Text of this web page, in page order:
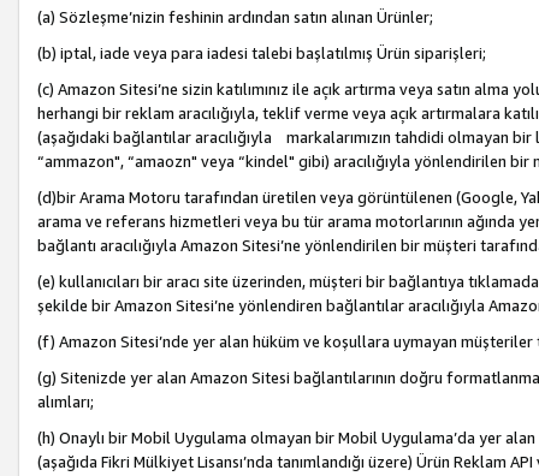
(a) Sözleşme’nizin feshinin ardından satın alınan Ürünler;
(b) iptal, iade veya para iadesi talebi başlatılmış Ürün siparişleri;
(c) Amazon Sitesi’ne sizin katılımınız ile açık artırma veya satın alma
herhangi bir reklam aracılığıyla, teklif verme veya açık artırmalara
(aşağıdaki bağlantılar aracılığıyla markalarımızın tahdidi olmayan
“ammazon", “amaozn" veya “kindel" gibi) aracılığıyla yönlendirilen
(d)bir Arama Motoru tarafından üretilen veya görüntülenen (Google,
arama ve referans hizmetleri veya bu tür arama motorlarının ağında
bağlantı aracılığıyla Amazon Sitesi’ne yönlendirilen bir müşteri
(e) kullanıcıları bir aracı site üzerinden, müşteri bir bağlantıya
şekilde bir Amazon Sitesi’ne yönlendiren bağlantılar aracılığıyla
(f) Amazon Sitesi’nde yer alan hüküm ve koşullara uymayan müşteriler
(g) Sitenizde yer alan Amazon Sitesi bağlantılarının doğru
alımları;
(h) Onaylı bir Mobil Uygulama olmayan bir Mobil Uygulama’da yer
(aşağıda Fikri Mülkiyet Lisansı’nda tanımlandığı üzere) Ürün Reklam